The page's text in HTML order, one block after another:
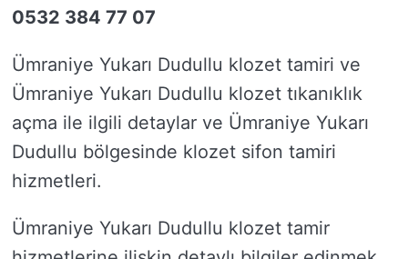
0532 384 77 07
Ümraniye Yukarı Dudullu klozet tamiri ve
Ümraniye Yukarı Dudullu klozet tıkanıklık
açma ile ilgili detaylar ve Ümraniye Yukarı
Dudullu bölgesinde klozet sifon tamiri
hizmetleri.
Ümraniye Yukarı Dudullu klozet tamir